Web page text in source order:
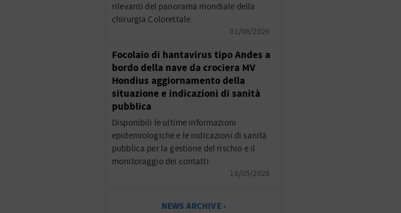
rilevanti del panorama mondiale della
chirurgia Colorettale.
01/06/2026
Focolaio di hantavirus tipo Andes a
bordo della nave da crociera MV
Hondius aggiornamento della
situazione e indicazioni di sanità
pubblica
Disponibili le ultime informazioni
epidemiologiche e le indicazioni di sanità
pubblica per la gestione del rischio e il
monitoraggio dei contatti.
18/05/2026
NEWS ARCHIVE ›